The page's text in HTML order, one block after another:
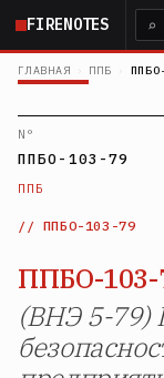
Перейти
основному
FIRENOTES ⌕
ГЛАВНАЯ › ППБ ›
N°
ППБО-103-79
ППБ
ППБО-103-79
ППБО-103-
(ВНЭ 5-79)